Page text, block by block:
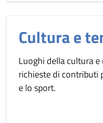
Cultura e
Luoghi della cultura
richieste di contributi
e lo sport.